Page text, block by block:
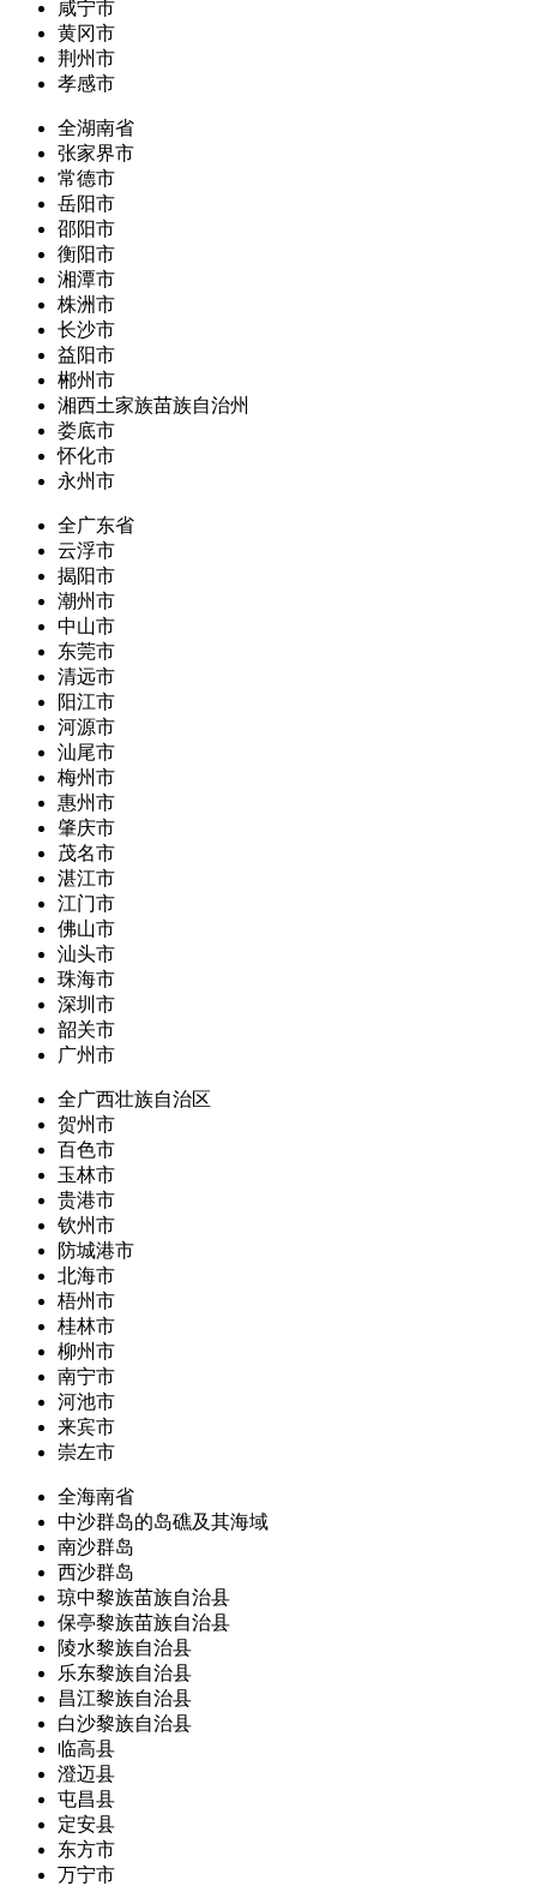
咸宁市
黄冈市
荆州市
孝感市
全湖南省
张家界市
常德市
岳阳市
邵阳市
衡阳市
湘潭市
株洲市
长沙市
益阳市
郴州市
湘西土家族苗族自治州
娄底市
怀化市
永州市
全广东省
云浮市
揭阳市
潮州市
中山市
东莞市
清远市
阳江市
河源市
汕尾市
梅州市
惠州市
肇庆市
茂名市
湛江市
江门市
佛山市
汕头市
珠海市
深圳市
韶关市
广州市
全广西壮族自治区
贺州市
百色市
玉林市
贵港市
钦州市
防城港市
北海市
梧州市
桂林市
柳州市
南宁市
河池市
来宾市
崇左市
全海南省
中沙群岛的岛礁及其海域
南沙群岛
西沙群岛
琼中黎族苗族自治县
保亭黎族苗族自治县
陵水黎族自治县
乐东黎族自治县
昌江黎族自治县
白沙黎族自治县
临高县
澄迈县
屯昌县
定安县
东方市
万宁市